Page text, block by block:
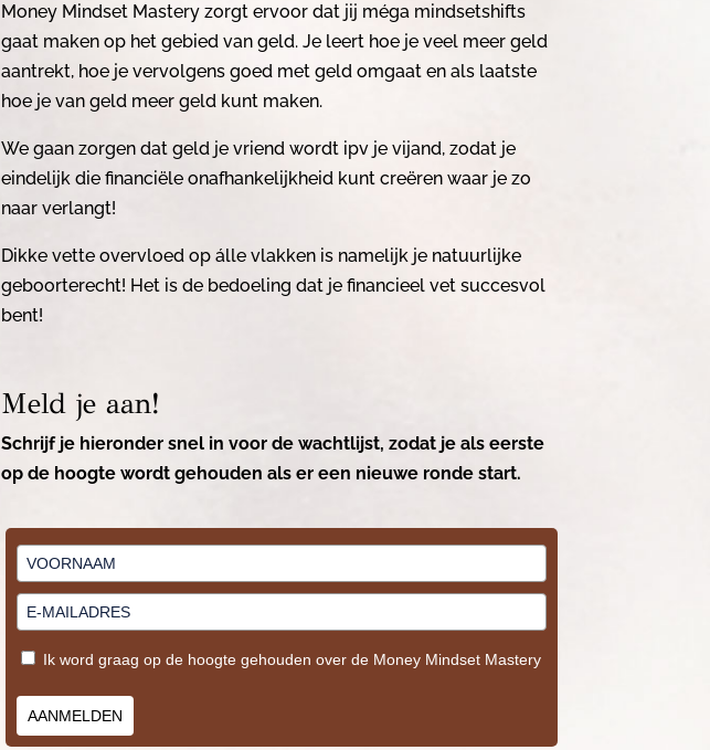
Money Mindset Mastery zorgt ervoor dat jij méga mindsetshifts
gaat maken op het gebied van geld. Je leert hoe je veel meer geld
aantrekt, hoe je vervolgens goed met geld omgaat en als laatste
hoe je van geld meer geld kunt maken.
We gaan zorgen dat geld je vriend wordt ipv je vijand, zodat je
eindelijk die financiële onafhankelijkheid kunt creëren waar je zo
naar verlangt!
Dikke vette overvloed op álle vlakken is namelijk je natuurlijke
geboorterecht! Het is de bedoeling dat je financieel vet succesvol
bent!
Meld je aan!
Schrijf je hieronder snel in voor de wachtlijst, zodat je als eerste
op de hoogte wordt gehouden als er een nieuwe ronde start.
Ik word graag op de hoogte gehouden over de Money Mindset Mastery
AANMELDEN